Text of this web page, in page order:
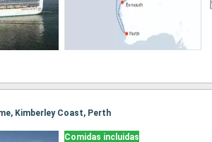
Kimberley Coast, Perth
Comidas incluidas